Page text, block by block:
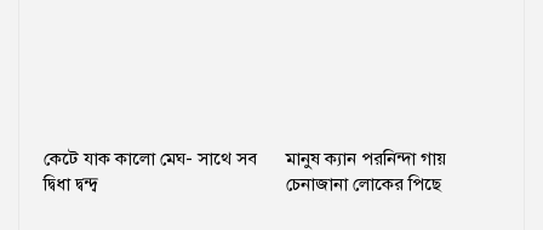
কেটে যাক কালো মেঘ- সাথে সব
দ্বিধা দ্বন্দ্ব
মানুষ ক্যান পরনিন্দা গায়
চেনাজানা লোকের পিছে